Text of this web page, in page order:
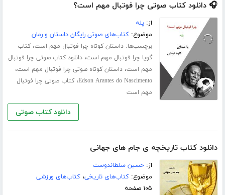
🎧 دانلود کتاب صوتی چرا فوتبال مهم است؟
از:پله
موضوع:کتاب‌های صوتی رایگان داستان و رمان
برچسب‌ها:داستان کوتاه چرا فوتبال مهم است،کتاب
گویا چرا فوتبال مهم است،دانلود کتاب صوتی چرا فوتبال
مهم است،داستان کوتاه صوتی چرا فوتبال مهم است،
Edson Arantes do Nascimento،کتاب صوتی چرا فوتبال
مهم است
دانلود کتاب صوتی
دانلود کتاب تاریخچه ی جام های جهانی
از:حسین سلطاندوست
موضوع:کتاب‌های تاریخی،کتاب‌های ورزشی
۱۰۵ صفحه